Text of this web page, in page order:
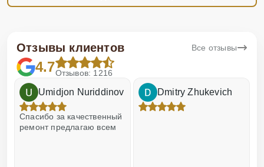
Отзывы клиентов Все отзывы
4.7Отзывов: 1216
Umidjon Nuriddinov
Спасибо за качественный
ремонт предлагаю всем
Dmitry Zhukevich